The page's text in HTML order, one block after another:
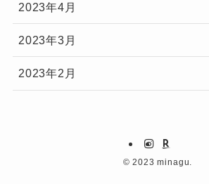
2023年4月
2023年3月
2023年2月
© 2023 minagu.